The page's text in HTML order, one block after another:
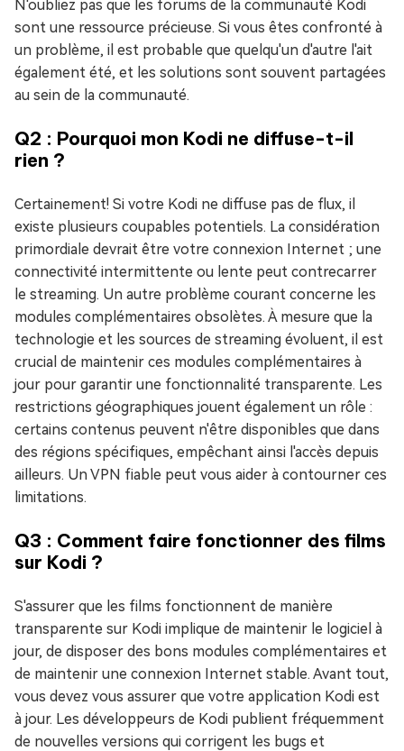
N'oubliez pas que les forums de la communauté Kodi
sont une ressource précieuse. Si vous êtes confronté à
un problème, il est probable que quelqu'un d'autre l'ait
également été, et les solutions sont souvent partagées
au sein de la communauté.
Q2 : Pourquoi mon Kodi ne diffuse-t-il
rien ?
Certainement! Si votre Kodi ne diffuse pas de flux, il
existe plusieurs coupables potentiels. La considération
primordiale devrait être votre connexion Internet ; une
connectivité intermittente ou lente peut contrecarrer
le streaming. Un autre problème courant concerne les
modules complémentaires obsolètes. À mesure que la
technologie et les sources de streaming évoluent, il est
crucial de maintenir ces modules complémentaires à
jour pour garantir une fonctionnalité transparente. Les
restrictions géographiques jouent également un rôle :
certains contenus peuvent n'être disponibles que dans
des régions spécifiques, empêchant ainsi l'accès depuis
ailleurs. Un VPN fiable peut vous aider à contourner ces
limitations.
Q3 : Comment faire fonctionner des films
sur Kodi ?
S'assurer que les films fonctionnent de manière
transparente sur Kodi implique de maintenir le logiciel à
jour, de disposer des bons modules complémentaires et
de maintenir une connexion Internet stable. Avant tout,
vous devez vous assurer que votre application Kodi est
à jour. Les développeurs de Kodi publient fréquemment
de nouvelles versions qui corrigent les bugs et